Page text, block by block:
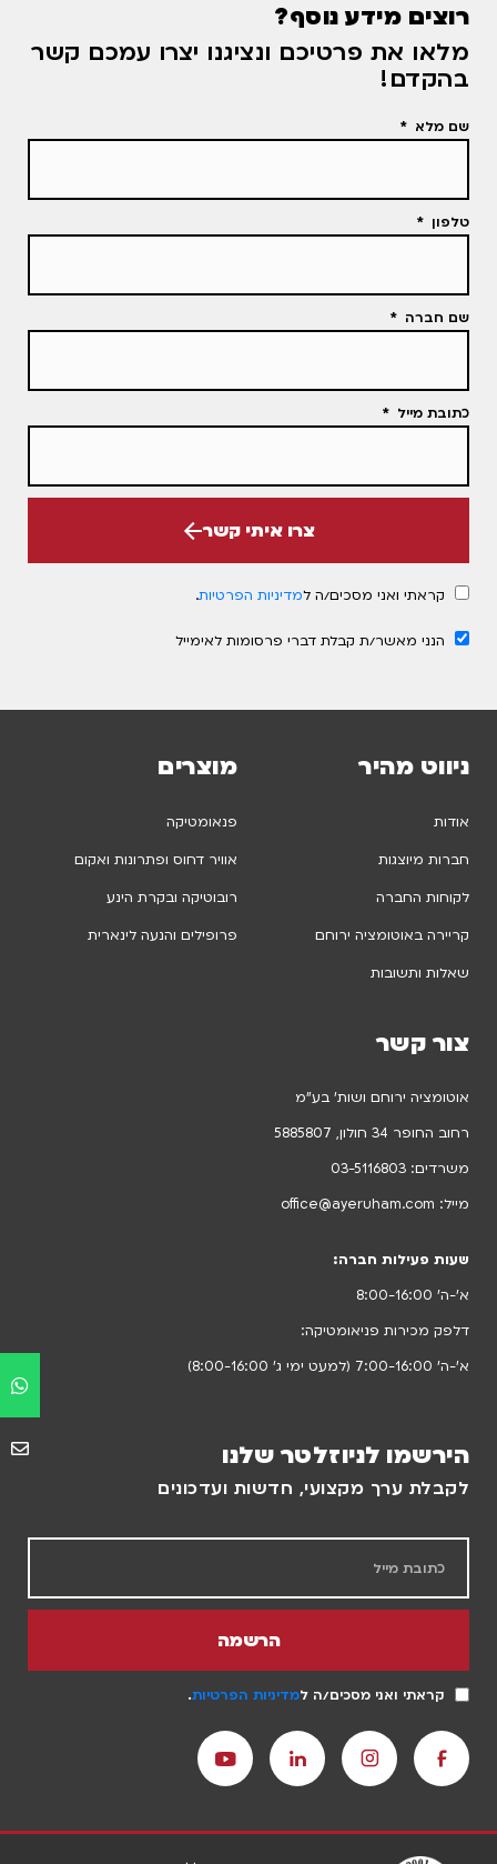
רוצים מידע נוסף?
מלאו את פרטיכם ונציגנו יצרו עמכם קשר
בהקדם!
שם מלא
טלפון
שם חברה
כתובת מייל
קראתי ואני מסכים/ה למדיניות הפרטיות.
הנני מאשר/ת קבלת דברי פרסומות לאימייל
צרו איתי קשר
ניווט מהיר
אודות
חברות מיוצגות
לקוחות החברה
קריירה באוטומציה ירוחם
שאלות ותשובות
מוצרים
פנאומטיקה
אוויר דחוס ופתרונות ואקום
רובוטיקה ובקרת הינע
פרופילים והנעה לינארית
צור קשר
אוטומציה ירוחם ושות’ בע”מ
רחוב החופר 34 חולון, 5885807
משרדים: 03-5116803
מייל: office@ayeruham.com
שעות פעילות חברה:
א’-ה’ 8:00-16:00
דלפק מכירות פניאומטיקה:
א’-ה’ 7:00-16:00 (למעט ימי ג’ 8:00-16:00)
הירשמו לניוזלטר שלנו
לקבלת ערך מקצועי, חדשות ועדכונים
קראתי ואני מסכים/ה למדיניות הפרטיות.
הרשמה